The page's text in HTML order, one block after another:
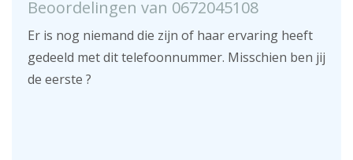
Beoordelingen van 0672045108
Er is nog niemand die zijn of haar ervaring heeft
gedeeld met dit telefoonnummer. Misschien ben jij
de eerste ?